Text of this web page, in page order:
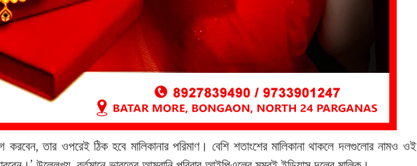
করবেন, তার ওপরেই ঠিক হবে মালিকানার পরিমাণ। বেশি শতাংশের মালিকানা থাকলে দলগুলোর নামও ওই